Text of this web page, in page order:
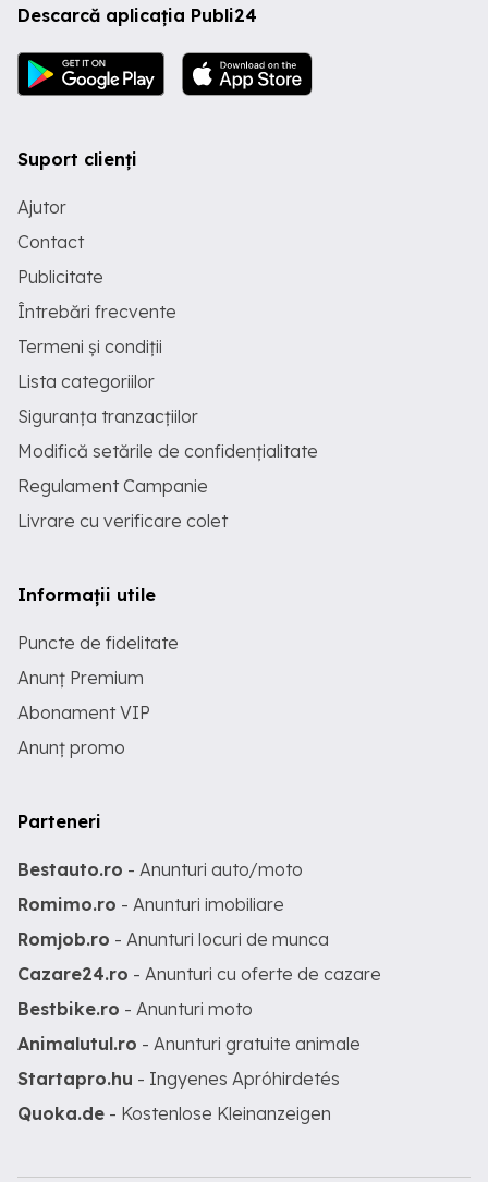
Descarcă aplicația Publi24
Suport clienți
Ajutor
Contact
Publicitate
Întrebări frecvente
Termeni și condiții
Lista categoriilor
Siguranța tranzacțiilor
Modifică setările de confidențialitate
Regulament Campanie
Livrare cu verificare colet
Informații utile
Puncte de fidelitate
Anunț Premium
Abonament VIP
Anunț promo
Parteneri
Bestauto.ro - Anunturi auto/moto
Romimo.ro - Anunturi imobiliare
Romjob.ro - Anunturi locuri de munca
Cazare24.ro - Anunturi cu oferte de cazare
Bestbike.ro - Anunturi moto
Animalutul.ro - Anunturi gratuite animale
Startapro.hu - Ingyenes Apróhirdetés
Quoka.de - Kostenlose Kleinanzeigen